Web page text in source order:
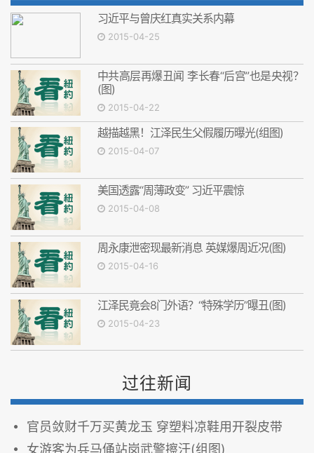
习近平与曾庆红真实关系内幕
2015-04-25
中共高层再爆丑闻 李长春“后宫”也是央视？
(图)
2015-04-22
越描越黑！江泽民生父假履历曝光(组图)
2015-04-07
美国透露“周薄政变” 习近平震惊
2015-04-08
周永康泄密现最新消息 英媒爆周近况(图)
2015-04-16
江泽民竟会8门外语？“特殊学历”曝丑(图)
2015-04-23
过往新闻
官员敛财千万买黄龙玉 穿塑料凉鞋用开裂皮带
女游客为兵马俑站岗武警擦汗(组图)